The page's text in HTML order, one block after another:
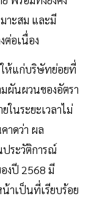
าะสม และมี
ต่อเนื่อง
ห้แก่บริษัทย่อยที่
ผันผวนของอัตรา
นระยะเวลาไม่
าดว่า ผล
ระวัติการณ์
งปี 2568 มี
าเป็นที่เรียบร้อย